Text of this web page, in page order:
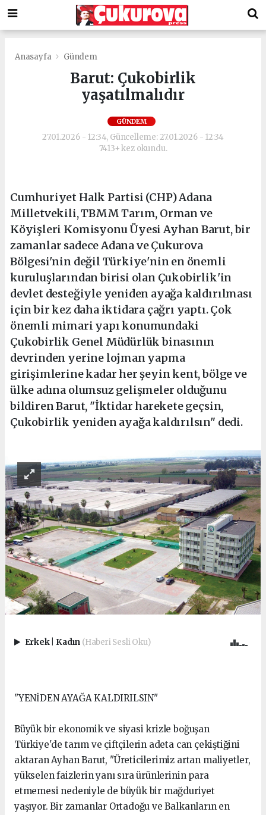
Anasayfa Gündem
Barut: Çukobirlik
yaşatılmalıdır
GÜNDEM
27.01.2026 - 12:34, Güncelleme: 27.01.2026 - 12:34
7413+ kez okundu.
Cumhuriyet Halk Partisi (CHP) Adana
Milletvekili, TBMM Tarım, Orman ve
Köyişleri Komisyonu Üyesi Ayhan Barut, bir
zamanlar sadece Adana ve Çukurova
Bölgesi'nin değil Türkiye'nin en önemli
kuruluşlarından birisi olan Çukobirlik'in
devlet desteğiyle yeniden ayağa kaldırılması
için bir kez daha iktidara çağrı yaptı. Çok
önemli mimari yapı konumundaki
Çukobirlik Genel Müdürlük binasının
devrinden yerine lojman yapma
girişimlerine kadar her şeyin kent, bölge ve
ülke adına olumsuz gelişmeler olduğunu
bildiren Barut, "İktidar harekete geçsin,
Çukobirlik yeniden ayağa kaldırılsın" dedi.
Erkek Kadın (Haberi Sesli Oku)
"YENİDEN AYAĞA KALDIRILSIN"
Büyük bir ekonomik ve siyasi krizle boğuşan
Türkiye'de tarım ve çiftçilerin adeta can çekiştiğini
aktaran Ayhan Barut, "Üreticilerimiz artan maliyetler,
yükselen faizlerin yanı sıra ürünlerinin para
etmemesi nedeniyle de büyük bir mağduriyet
yaşıyor. Bir zamanlar Ortadoğu ve Balkanların en